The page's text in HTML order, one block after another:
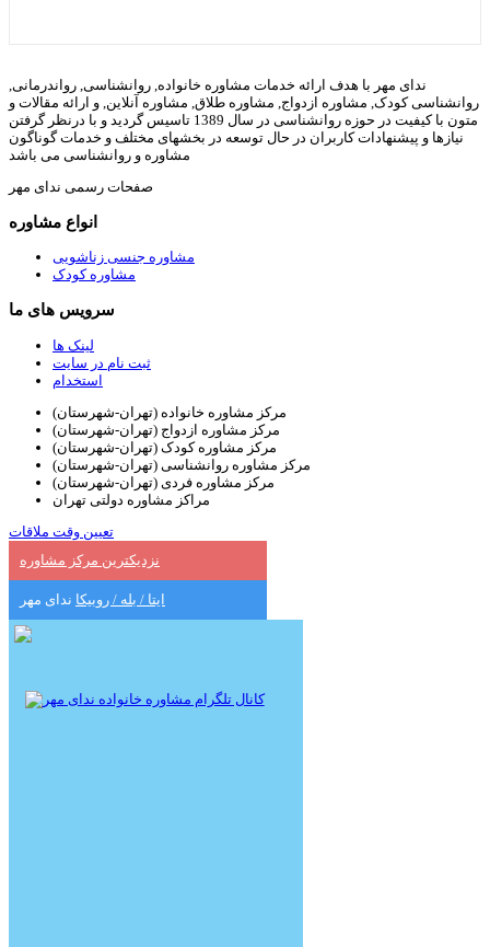
ندای مهر با هدف ارائه خدمات مشاوره خانواده, روانشناسی, رواندرمانی,
روانشناسی کودک, مشاوره ازدواج, مشاوره طلاق, مشاوره آنلاین, و ارائه مقالات و
متون با کیفیت در حوزه روانشناسی در سال 1389 تاسیس گردید و با درنظر گرفتن
نیازها و پیشنهادات کاربران در حال توسعه در بخشهای مختلف و خدمات گوناگون
مشاوره و روانشناسی می باشد
صفحات رسمی ندای مهر
انواع مشاوره
مشاوره جنسی زناشویی
مشاوره کودک
سرویس های ما
لینک ها
ثبت نام در سایت
استخدام
مرکز مشاوره خانواده (تهران-شهرستان)
مرکز مشاوره ازدواج (تهران-شهرستان)
مرکز مشاوره کودک (تهران-شهرستان)
مرکز مشاوره روانشناسی (تهران-شهرستان)
مرکز مشاوره فردی (تهران-شهرستان)
مراکز مشاوره دولتی تهران
تعیین وقت ملاقات
نزدیکترین مرکز مشاوره
ایتا / بله / روبیکا ندای مهر